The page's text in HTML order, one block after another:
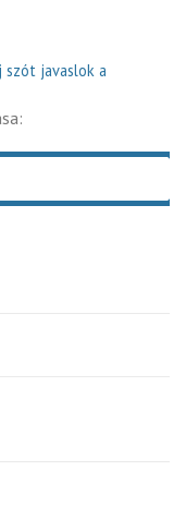
szót javaslok a